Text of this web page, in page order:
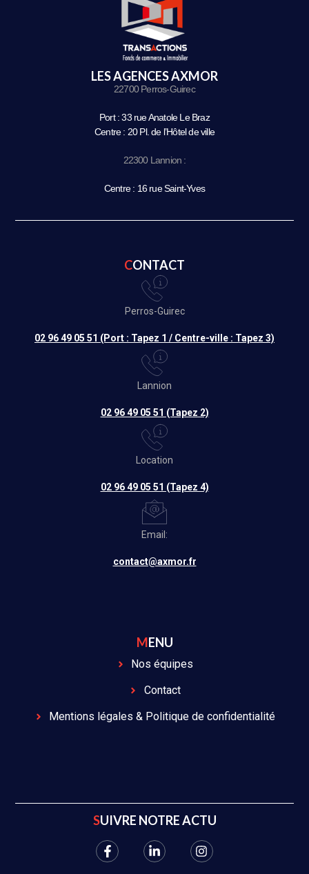
LES AGENCES AXMOR
22700 Perros-Guirec
Port : 33 rue Anatole Le Braz
Centre : 20 Pl. de l’Hôtel de ville
22300 Lannion :
Centre : 16 rue Saint-Yves
CONTACT
Perros-Guirec
02 96 49 05 51 (Port : Tapez 1 / Centre-ville : Tapez 3)
Lannion
02 96 49 05 51 (Tapez 2)
Location
02 96 49 05 51 (Tapez 4)
Email:
contact@axmor.fr
MENU
Nos équipes
Contact
Mentions légales & Politique de confidentialité
SUIVRE NOTRE ACTU